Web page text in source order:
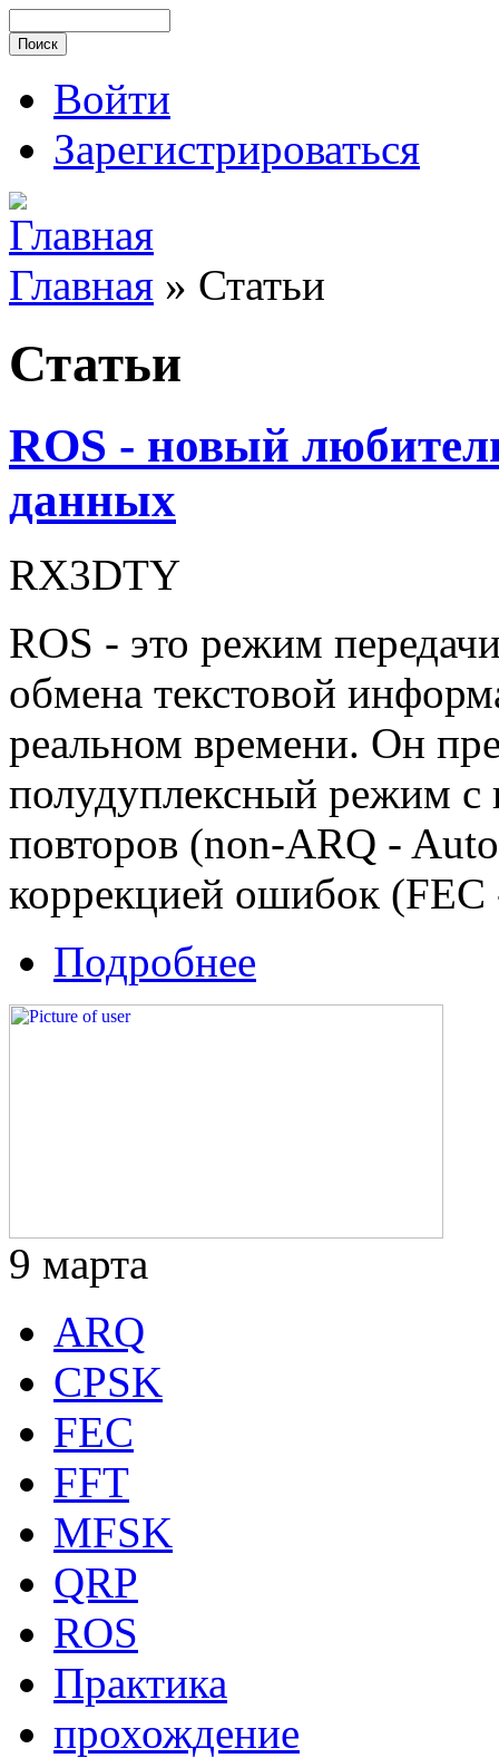
Войти
Зарегистрироваться
Главная » Статьи
Статьи
ROS - новый
данных
RX3DTY
ROS - это режим
обмена текстовой
реальном времени. Он
полудуплексный режим с
повторов (non-ARQ -
коррекцией ошибок
Подробнее
9 марта
ARQ
CPSK
FEC
FFT
MFSK
QRP
ROS
Практика
прохождение